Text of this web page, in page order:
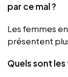
par ce mal ?
Les femmes
présentent
Quels sont